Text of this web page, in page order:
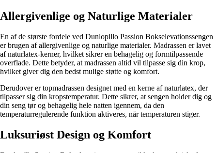
Allergivenlige og Naturlige Materialer
En af de største fordele ved Dunlopillo Passion Bokselevationssengen
er brugen af allergivenlige og naturlige materialer. Madrassen er lavet
af naturlatex-kerner, hvilket sikrer en behagelig og formtilpassende
overflade. Dette betyder, at madrassen altid vil tilpasse sig din krop,
hvilket giver dig den bedst mulige støtte og komfort.
Derudover er topmadrassen designet med en kerne af naturlatex, der
tilpasser sig din kropstemperatur. Dette sikrer, at sengen holder dig og
din seng tør og behagelig hele natten igennem, da den
temperaturregulerende funktion aktiveres, når temperaturen stiger.
Luksuriøst Design og Komfort